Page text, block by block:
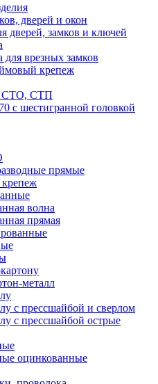
дверей и окон
дверей, замков и ключей
врезных замков
крепеж
СТО, СТП
с шестигранной головкой
прямые
волна
прямая
металл
с прессшайбой и сверлом
с прессшайбой острые
оцинкованные